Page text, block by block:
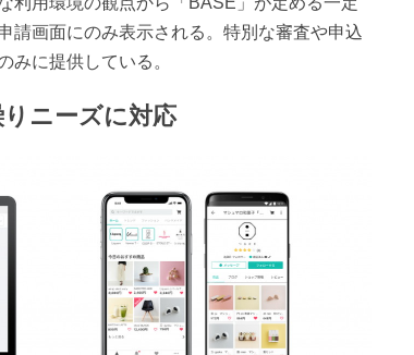
請画面にのみ表示される。特別な審査や申込
みに提供している。
ニーズに対応